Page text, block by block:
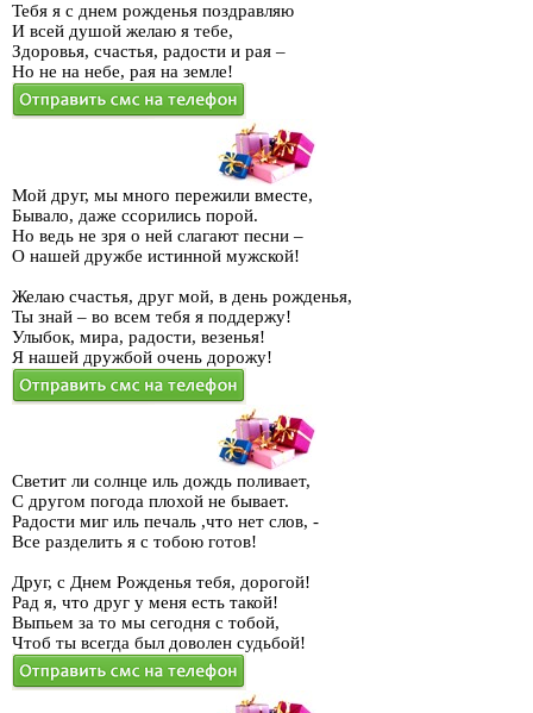
Тебя я с днем рожденья поздравляю
И всей душой желаю я тебе,
Здоровья, счастья, радости и рая –
Но не на небе, рая на земле!
Мой друг, мы много пережили вместе,
Бывало, даже ссорились порой.
Но ведь не зря о ней слагают песни –
О нашей дружбе истинной мужской!
Желаю счастья, друг мой, в день рожденья,
Ты знай – во всем тебя я поддержу!
Улыбок, мира, радости, везенья!
Я нашей дружбой очень дорожу!
Светит ли солнце иль дождь поливает,
С другом погода плохой не бывает.
Радости миг иль печаль ,что нет слов, -
Все разделить я с тобою готов!
Друг, с Днем Рожденья тебя, дорогой!
Рад я, что друг у меня есть такой!
Выпьем за то мы сегодня с тобой,
Чтоб ты всегда был доволен судьбой!